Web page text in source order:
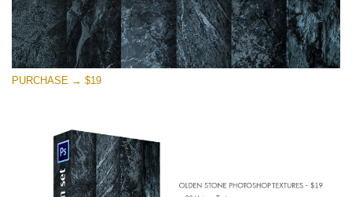
(1783 Overlays)
Large 6000*4000px
Free download
PURCHASE → $19